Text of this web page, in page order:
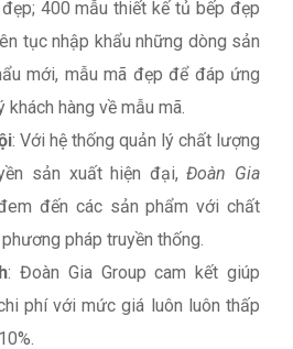
400 mẫu thiết kế tủ bếp đẹp
tục nhập khẩu những dòng sản
mới, mẫu mã đẹp để đáp ứng
hàng về mẫu mã.
: Với hệ thống quản lý chất lượng
sản xuất hiện đại,Đoàn Gia
đến các sản phẩm với chất
pháp truyền thống.
: Đoàn Gia Group cam kết giúp
phí với mức giá luôn luôn thấp